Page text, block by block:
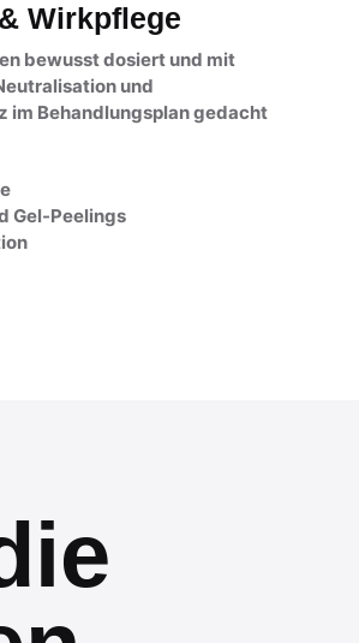
Wirkpflege
bewusst dosiert und mit
und
im Behandlungsplan gedacht
Gel-Peelings